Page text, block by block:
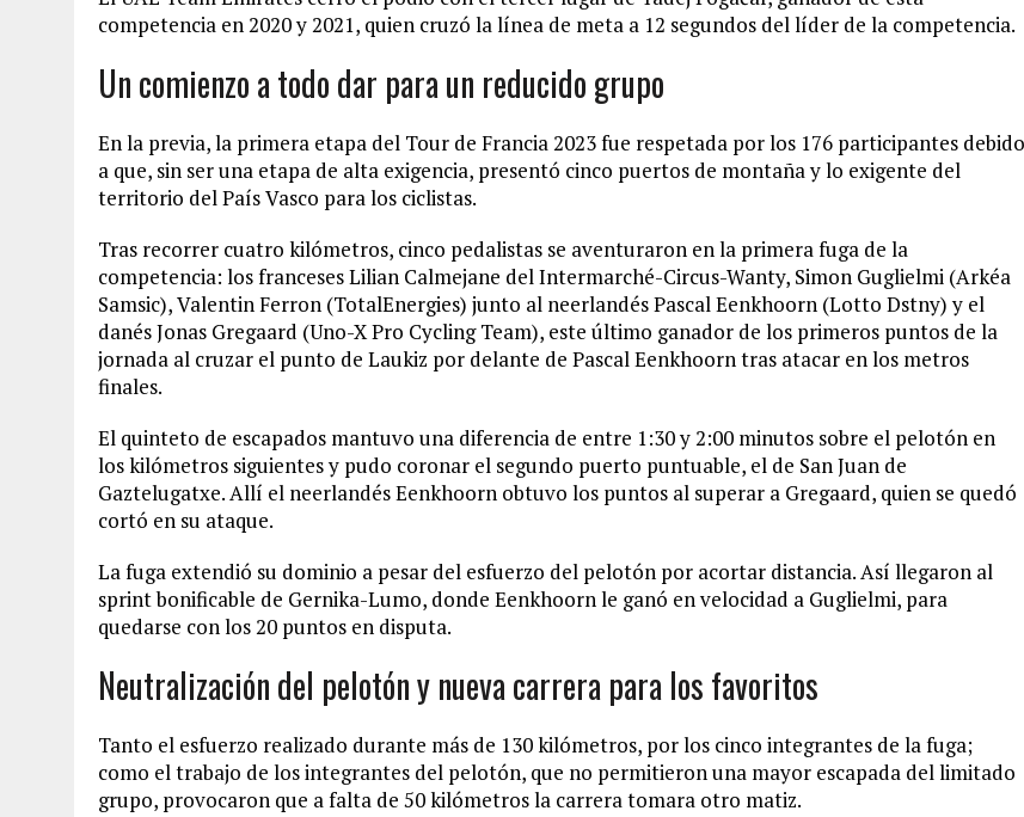
competencia en 2020 y 2021, quien cruzó la línea de meta a 12 segundos del líder de la competencia.
Un comienzo a todo dar para un reducido grupo
En la previa, la primera etapa del Tour de Francia 2023 fue respetada por los 176 participantes debido
a que, sin ser una etapa de alta exigencia, presentó cinco puertos de montaña y lo exigente del
territorio del País Vasco para los ciclistas.
Tras recorrer cuatro kilómetros, cinco pedalistas se aventuraron en la primera fuga de la
competencia: los franceses Lilian Calmejane del Intermarché-Circus-Wanty, Simon Guglielmi (Arkéa
Samsic), Valentin Ferron (TotalEnergies) junto al neerlandés Pascal Eenkhoorn (Lotto Dstny) y el
danés Jonas Gregaard (Uno-X Pro Cycling Team), este último ganador de los primeros puntos de la
jornada al cruzar el punto de Laukiz por delante de Pascal Eenkhoorn tras atacar en los metros
finales.
El quinteto de escapados mantuvo una diferencia de entre 1:30 y 2:00 minutos sobre el pelotón en
los kilómetros siguientes y pudo coronar el segundo puerto puntuable, el de San Juan de
Gaztelugatxe. Allí el neerlandés Eenkhoorn obtuvo los puntos al superar a Gregaard, quien se quedó
cortó en su ataque.
La fuga extendió su dominio a pesar del esfuerzo del pelotón por acortar distancia. Así llegaron al
sprint bonificable de Gernika-Lumo, donde Eenkhoorn le ganó en velocidad a Guglielmi, para
quedarse con los 20 puntos en disputa.
Neutralización del pelotón y nueva carrera para los favoritos
Tanto el esfuerzo realizado durante más de 130 kilómetros, por los cinco integrantes de la fuga;
como el trabajo de los integrantes del pelotón, que no permitieron una mayor escapada del limitado
grupo, provocaron que a falta de 50 kilómetros la carrera tomara otro matiz.